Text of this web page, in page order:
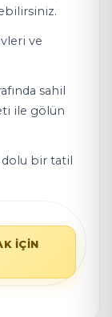
ve
sahil
ile gölün
dolu bir tatil
İÇİN